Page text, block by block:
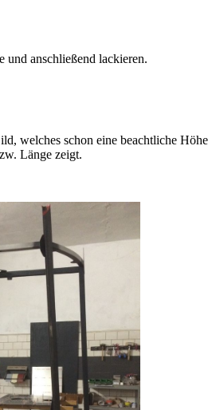
und anschließend lackieren.
welches schon eine beachtliche Höhe
Länge zeigt.